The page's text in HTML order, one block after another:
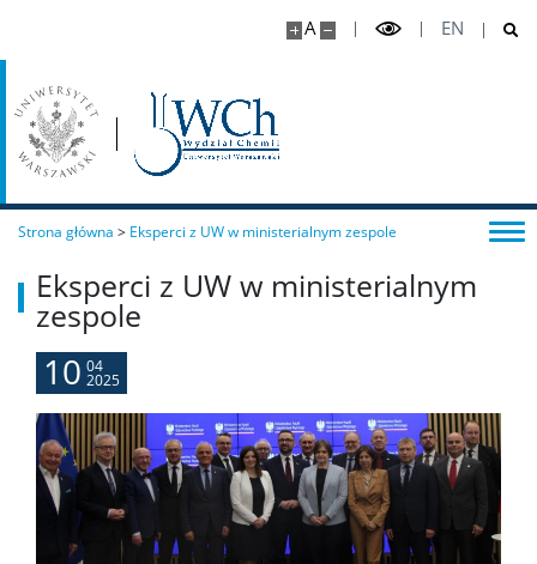
A EN
Program MOST
Koła naukowe
Oprogramowanie
STUDENT STUDENTOWI
Doktoranci
Szkoła Doktorska Nauk Ścisłych i Przyrodniczych
Strona główna > Eksperci z UW w ministerialnym zespole
Eksperci z UW w ministerialnym
zespole
10 04
2025